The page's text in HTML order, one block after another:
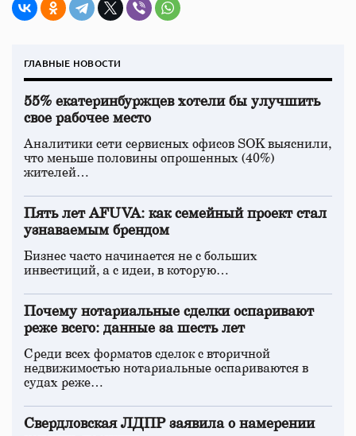
ГЛАВНЫЕ НОВОСТИ
55% екатеринбуржцев хотели бы улучшить
свое рабочее место
Аналитики сети сервисных офисов SOK выяснили,
что меньше половины опрошенных (40%)
жителей…
Пять лет AFUVA: как семейный проект стал
узнаваемым брендом
Бизнес часто начинается не с больших
инвестиций, а с идеи, в которую…
Почему нотариальные сделки оспаривают
реже всего: данные за шесть лет
Среди всех форматов сделок с вторичной
недвижимостью нотариальные оспариваются в
судах реже…
Свердловская ЛДПР заявила о намерении